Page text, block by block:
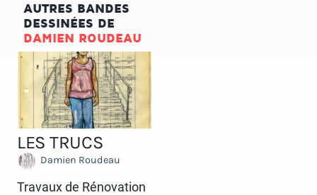
AUTRES BANDES
DESSINÉES DE
DAMIEN ROUDEAU
LES TRUCS
Damien Roudeau
Travaux de Rénovation